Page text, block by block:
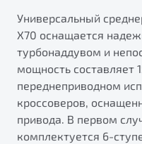
Универсальный
от 2 499 990 ₽*
Обзор В наличии
Запись на сервис
Калькулятор ТО
Клиентская
Универсальный
X70 оснащается
турбонаддувом и
мощность составляет
переднеприводном
кроссоверов,
привода. В первом
комплектуется 6-